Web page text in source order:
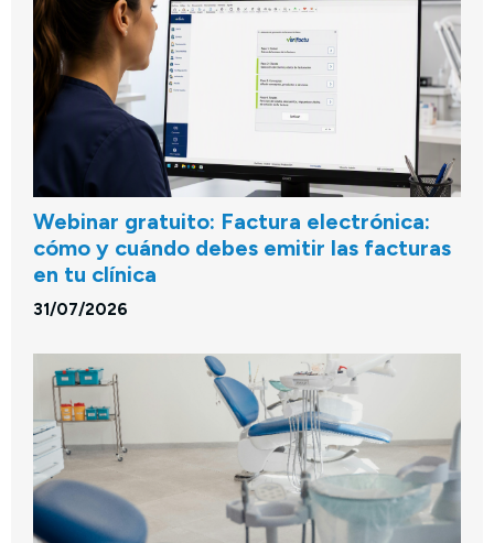
Webinar gratuito: Factura electrónica:
cómo y cuándo debes emitir las facturas
en tu clínica
31/07/2026